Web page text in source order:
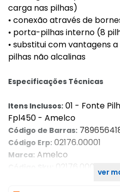
carga nas pilhas)
• conexão através de
• porta-pilhas interno (8
• substitui com vantagens
pilhas não alcalinas
Especificações Técnicas
Itens Inclusos: 01 - Fonte
Fpl450 - Amelco
Código de Barras:
Código Erp: 02176.00001
Marca: Amelco
02176.00001ver